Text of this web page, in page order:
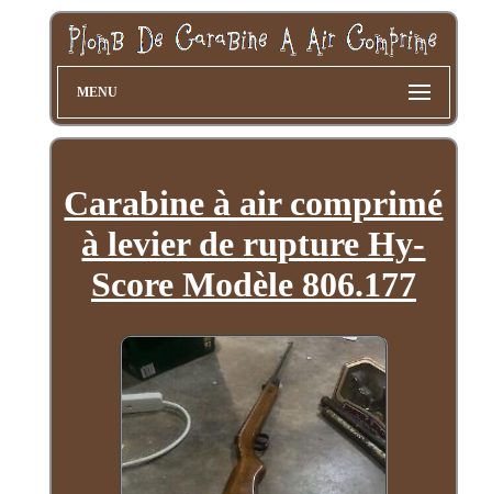
MENU
Carabine à air comprimé
à levier de rupture Hy-
Score Modèle 806.177